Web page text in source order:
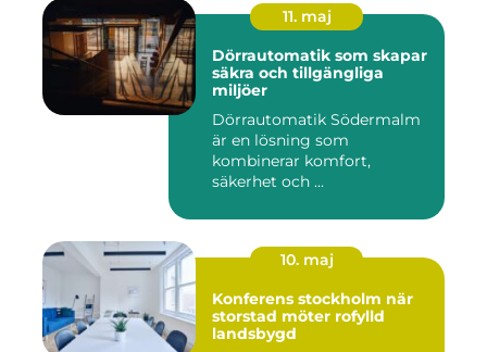
11. maj
Dörrautomatik som skapar
säkra och tillgängliga
miljöer
Dörrautomatik Södermalm
är en lösning som
kombinerar komfort,
säkerhet och ...
10. maj
Konferens stockholm när
storstad möter rofylld
landsbygd